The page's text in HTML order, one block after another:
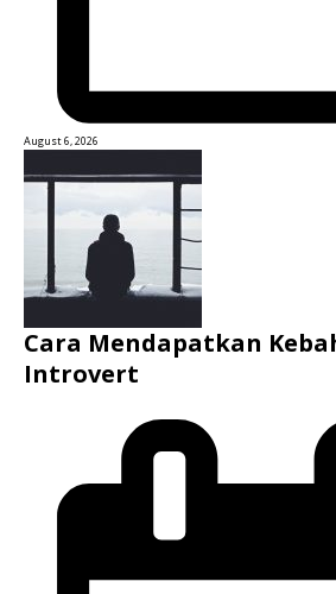
August 6, 2026
Cara Mendapatkan
Introvert